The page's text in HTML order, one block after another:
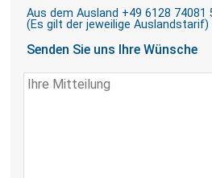
Aus dem Ausland +49 6128 74081
(Es gilt der jeweilige Auslandstarif)
Senden Sie uns Ihre Wünsche